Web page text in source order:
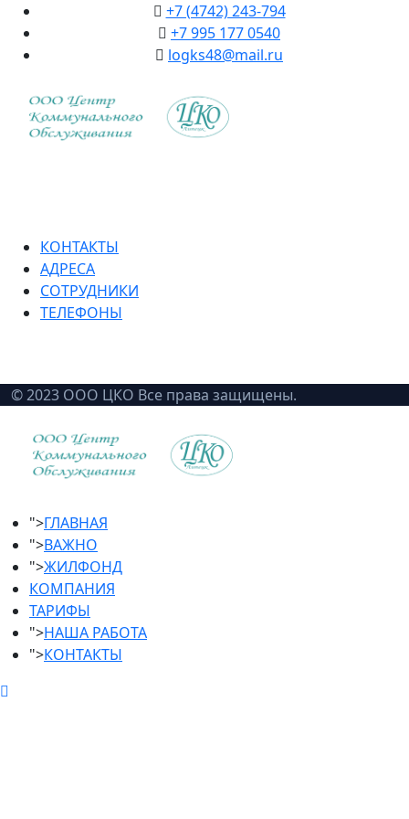
+7 (4742) 243-794
+7 995 177 0540
logks48@mail.ru
КОНТАКТЫ
АДРЕСА
СОТРУДНИКИ
ТЕЛЕФОНЫ
© 2023 ООО ЦКО Все права защищены.
">ГЛАВНАЯ
">ВАЖНО
">ЖИЛФОНД
КОМПАНИЯ
ТАРИФЫ
">НАША РАБОТА
">КОНТАКТЫ